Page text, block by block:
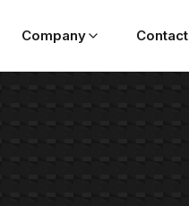
Company Contact